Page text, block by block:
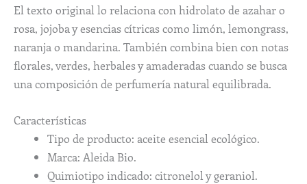
El texto original lo relaciona con hidrolato de azahar o
rosa, jojoba y esencias cítricas como limón, lemongrass,
naranja o mandarina. También combina bien con notas
florales, verdes, herbales y amaderadas cuando se busca
una composición de perfumería natural equilibrada.
Características
Tipo de producto: aceite esencial ecológico.
Marca: Aleida Bio.
Quimiotipo indicado: citronelol y geraniol.